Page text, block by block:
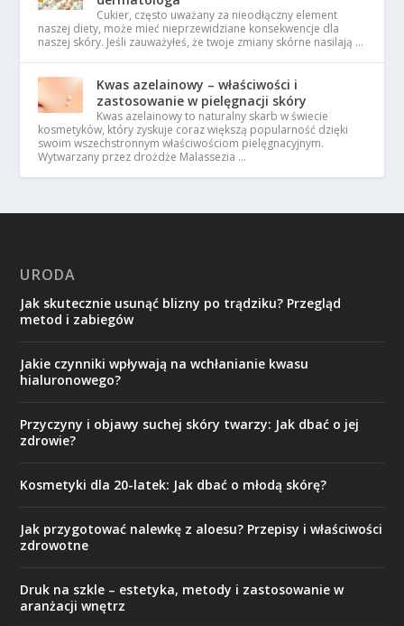
Cukier, często uważany za nieodłączny element
naszej diety, może mieć nieprzewidziane konsekwencje dla
naszej skóry. Jeśli zauważyłeś, że twoje zmiany skórne nasilają …
Kwas azelainowy – właściwości i
zastosowanie w pielęgnacji skóry
Kwas azelainowy to naturalny skarb w świecie
kosmetyków, który zyskuje coraz większą popularność dzięki
swoim wszechstronnym właściwościom pielęgnacyjnym.
Wytwarzany przez drożdże Malassezia …
URODA
Jak skutecznie usunąć blizny po trądziku? Przegląd
metod i zabiegów
Jakie czynniki wpływają na wchłanianie kwasu
hialuronowego?
Przyczyny i objawy suchej skóry twarzy: Jak dbać o jej
zdrowie?
Kosmetyki dla 20-latek: Jak dbać o młodą skórę?
Jak przygotować nalewkę z aloesu? Przepisy i właściwości
zdrowotne
Druk na szkle – estetyka, metody i zastosowanie w
aranżacji wnętrz